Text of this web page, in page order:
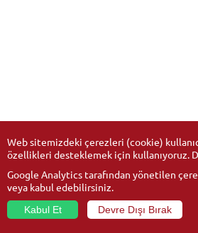
Web sitemizdeki çerezleri (cookie)
özellikleri desteklemek için kullanıyoruz.
Google Analytics tarafından yönetilen
veya kabul edebilirsiniz.
Kabul Et
Devre Dışı Bırak
© 2026Anadolu Üniversitesi-